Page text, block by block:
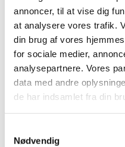
annoncer, til at vise dig
at analysere vores trafik.
din brug af vores
for sociale medier,
analysepartnere. Vores
data med andre
de har indsamlet fra din
Nødvendig
arbejdsulykke
”Jeg er blevet trolig
medrivende og
meget mening og går
Efterladt, der